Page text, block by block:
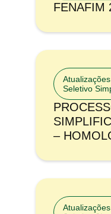
FENAFIM
Seletivo
–